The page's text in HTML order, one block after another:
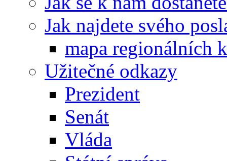
Jak najdete svého
mapa regionálních
Užitečné odkazy
Prezident
Senát
Vláda